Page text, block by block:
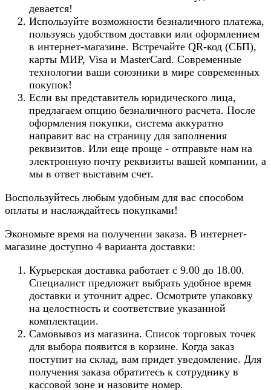
девается!
Используйте возможности безналичного платежа,
пользуясь удобством доставки или оформлением
в интернет-магазине. Встречайте QR-код (СБП),
карты МИР, Visa и MasterCard. Современные
технологии ваши союзники в мире современных
покупок!
Если вы представитель юридического лица,
предлагаем опцию безналичного расчета. После
оформления покупки, система аккуратно
направит вас на страницу для заполнения
реквизитов. Или еще проще - отправьте нам на
электронную почту реквизиты вашей компании, а
мы в ответ выставим счет.
Воспользуйтесь любым удобным для вас способом
оплаты и наслаждайтесь покупками!
Экономьте время на получении заказа. В интернет-
магазине доступно 4 варианта доставки:
Курьерская доставка работает с 9.00 до 18.00.
Специалист предложит выбрать удобное время
доставки и уточнит адрес. Осмотрите упаковку
на целостность и соответствие указанной
комплектации.
Самовывоз из магазина. Список торговых точек
для выбора появится в корзине. Когда заказ
поступит на склад, вам придет уведомление. Для
получения заказа обратитесь к сотруднику в
кассовой зоне и назовите номер.